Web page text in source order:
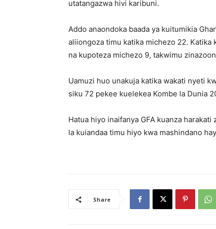
utatangazwa hivi karibuni.
Addo anaondoka baada ya kuitumikia
aliiongoza timu katika michezo 22.
na kupoteza michezo 9, takwimu
Uamuzi huo unakuja katika wakati nyeti
siku 72 pekee kuelekea Kombe la Dunia
Hatua hiyo inaifanya GFA kuanza
la kuiandaa timu hiyo kwa mashindano
Share